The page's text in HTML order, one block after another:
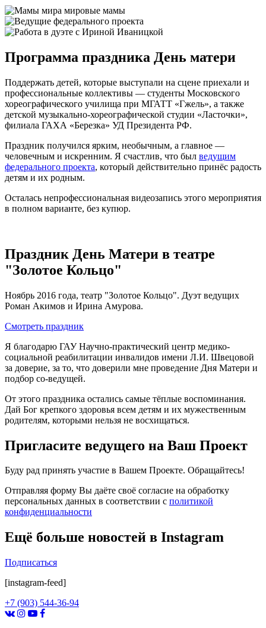
Программа праздника День матери
Поддержать детей, которые выступали на сцене приехали и
профессиональные коллективы — студенты Московского
хореографического училища при МГАТТ «Гжель», а также
детской музыкально-хореографической студии «Ласточки»,
филиала ГАХА «Березка» УД Президента РФ.
Праздник получился ярким, необычным, а главное —
человечным и искренним. Я счастлив, что был ведущим
федерального проекта, который действительно принёс радость
детям и их родным.
Осталась непрофессиональная видеозапись этого мероприятия
в полном варианте, без купюр.
Праздник День Матери в театре
"Золотое Кольцо"
Ноябрь 2016 года, театр "Золотое Кольцо". Дуэт ведущих
Роман Акимов и Ирина Амурова.
Смотреть праздник
Я благодарю ГАУ Научно-практический центр медико-
социальной реабилитации инвалидов имени Л.И. Швецовой
за доверие, за то, что доверили мне проведение Дня Матери и
подбор со-ведущей.
От этого праздника остались самые тёплые воспоминания.
Дай Бог крепкого здоровья всем детям и их мужественным
родителям, которыми нельзя не восхищаться.
Пригласите ведущего на Ваш Проект
Буду рад принять участие в Вашем Проекте. Обращайтесь!
Отправляя форму Вы даёте своё согласие на обработку
персональных данных в соответствии с политикой
конфиденциальности
Ещё больше новостей в Instagram
Подписаться
[instagram-feed]
+7 (903) 544-36-94